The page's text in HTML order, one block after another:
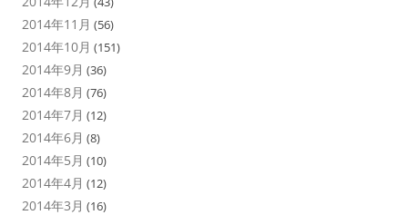
2014年11月 (56)
2014年10月 (151)
2014年9月 (36)
2014年8月 (76)
2014年7月 (12)
2014年6月 (8)
2014年5月 (10)
2014年4月 (12)
2014年3月 (16)